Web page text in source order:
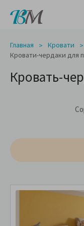
Главная Кровати
Кровати-чердаки для
Кровать-